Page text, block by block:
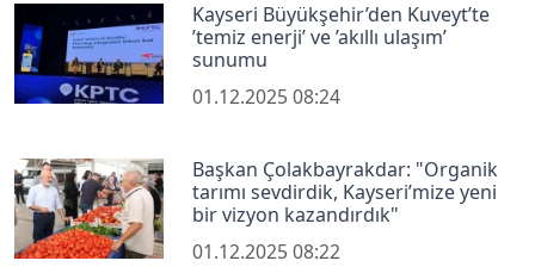
Kayseri Büyükşehir’den Kuveyt’te
’temiz enerji’ ve ’akıllı ulaşım’
sunumu
01.12.2025 08:24
Başkan Çolakbayrakdar: "Organik
tarımı sevdirdik, Kayseri’mize yeni
bir vizyon kazandırdık"
01.12.2025 08:22